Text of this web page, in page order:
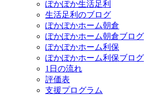
ぽかぽか生活足利
生活足利のブログ
ぽかぽかホーム朝倉
ぽかぽかホーム朝倉ブログ
ぽかぽかホーム利保
ぽかぽかホーム利保ブログ
1日の流れ
評価表
支援プログラム